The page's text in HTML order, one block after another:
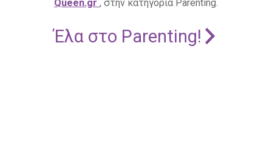
Queen.gr , στην κατηγορία Parenting.
Έλα στο Parenting!